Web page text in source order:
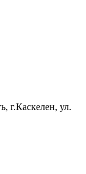
г.Каскелен, ул.